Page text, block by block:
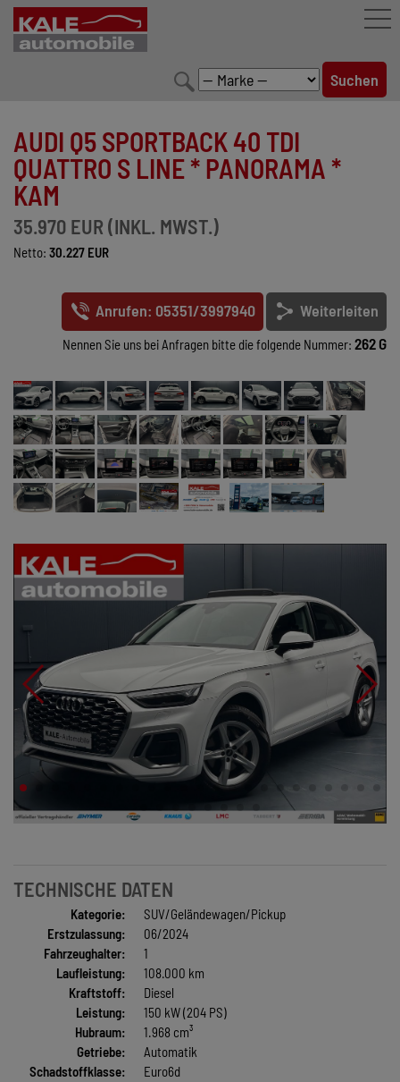
LEISTUNGEN
KONFIGURATOR
MARKENWELT
KONTAKT
AUDI Q5 SPORTBACK 40 TDI
QUATTRO S LINE * PANORAMA *
KAM
35.970 EUR (INKL. MWST.)
Netto: 30.227 EUR
Anrufen: 05351/3997940 Weiterleiten
Nennen Sie uns bei Anfragen bitte die folgende Nummer: 262 G
TECHNISCHE DATEN
Kategorie:
SUV/Geländewagen/Pickup
Erstzulassung:
06/2024
Fahrzeughalter:
1
Laufleistung:
108.000 km
Kraftstoff:
Diesel
Leistung:
150 kW (204 PS)
Hubraum:
1.968 cm³
Getriebe:
Automatik
Schadstoffklasse:
Euro6d